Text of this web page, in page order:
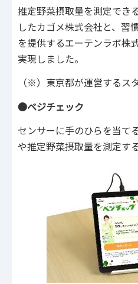
推定野菜摂取量を測定でき
したカゴメ株式会社と、習
を提供するエーテンラボ株
実現しました。
（※）東京都が運営するス
●ベジチェック
センサーに手のひらを当て
や推定野菜摂取量を測定す